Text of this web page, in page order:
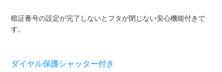
暗証番号の設定が完了しないとフタが閉じない安心機能付きで
す。
ダイヤル保護シャッター付き